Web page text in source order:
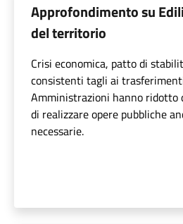
Approfondimento su
del territorio
Crisi economica, patto di
consistenti tagli ai
Amministrazioni hanno ridotto
di realizzare opere pubbliche
necessarie.